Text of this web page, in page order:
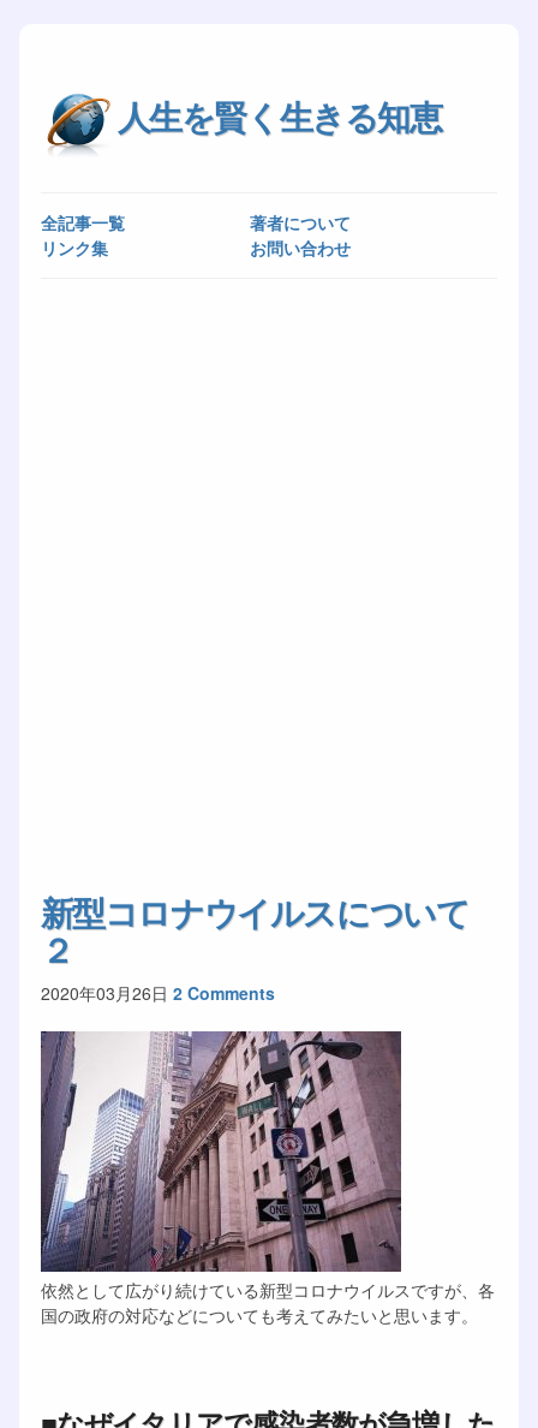
人生を賢く生きる知恵
全記事一覧
著者について
リンク集
お問い合わせ
新型コロナウイルスについて
２
2020年03月26日 2 Comments
依然として広がり続けている新型コロナウイルスですが、各
国の政府の対応などについても考えてみたいと思います。